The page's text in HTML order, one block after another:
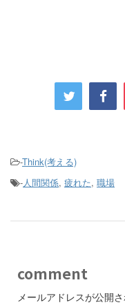
-Think(考える)
-人間関係, 疲れた, 職場
comment
メールアドレスが公開